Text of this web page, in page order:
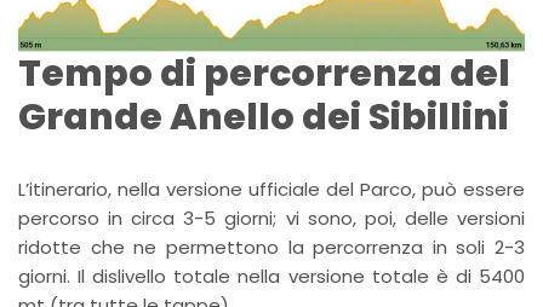
Tempo di percorrenza del
Grande Anello dei Sibillini
L’itinerario, nella versione ufficiale del Parco, può essere
percorso in circa 3-5 giorni; vi sono, poi, delle versioni
ridotte che ne permettono la percorrenza in soli 2-3
giorni. Il dislivello totale nella versione totale è di 5400